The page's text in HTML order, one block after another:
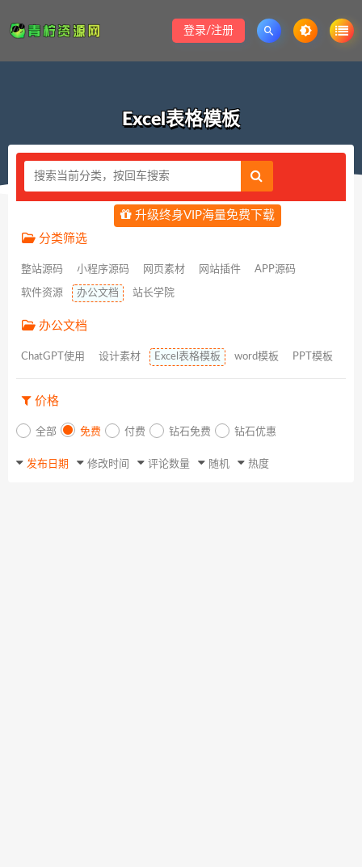
登录/注册
Excel表格模板
升级终身VIP海量免费下载
分类筛选
整站源码 小程序源码 网页素材 网站插件 APP源码
软件资源 办公文档 站长学院
办公文档
ChatGPT使用 设计素材 Excel表格模板 word模板 PPT模板
价格
全部 免费 付费 钻石免费 钻石优惠
发布日期 修改时间 评论数量 随机 热度